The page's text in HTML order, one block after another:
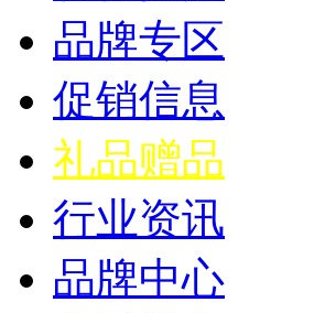
品牌专区
促销信息
礼品赠品
行业资讯
品牌中心